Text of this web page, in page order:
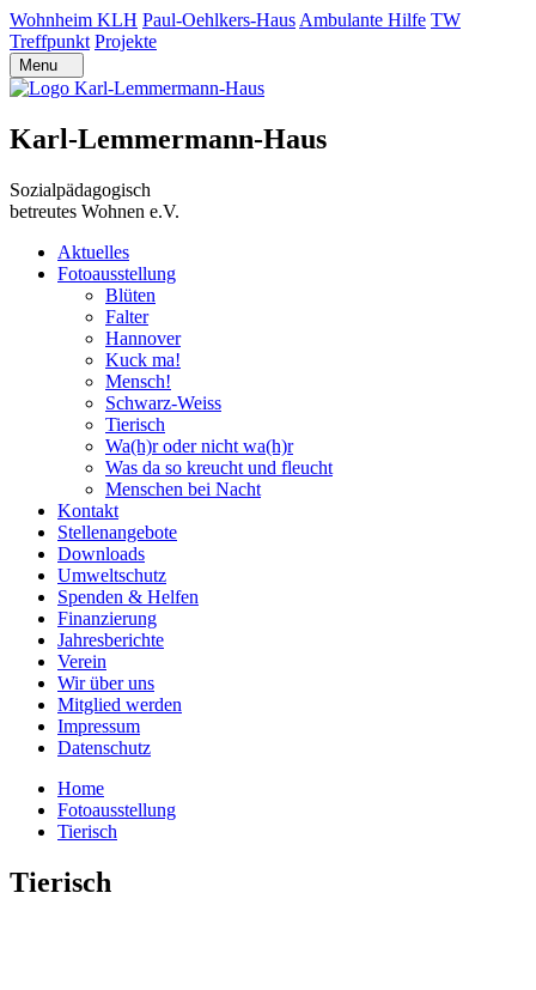
Wohnheim KLH Paul-Oehlkers-Haus Ambulante Hilfe TW
Treffpunkt Projekte
Menu
Karl-Lemmermann-Haus
Sozialpädagogisch
betreutes Wohnen e.V.
Aktuelles
Fotoausstellung
Blüten
Falter
Hannover
Kuck ma!
Mensch!
Schwarz-Weiss
Tierisch
Wa(h)r oder nicht wa(h)r
Was da so kreucht und fleucht
Menschen bei Nacht
Kontakt
Stellenangebote
Downloads
Umweltschutz
Spenden & Helfen
Finanzierung
Jahresberichte
Verein
Wir über uns
Mitglied werden
Impressum
Datenschutz
Home
Fotoausstellung
Tierisch
Tierisch